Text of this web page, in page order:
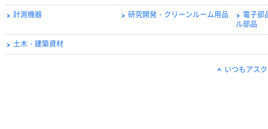
計測機器 研究開発・クリーンルーム用品
電子部
ル部品
土木・建築資材
いつもアス